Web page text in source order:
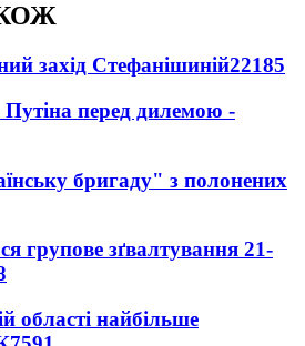
захід Стефанішиній22185
Путіна перед дилемою -
бригаду" з полонених
групове зґвалтування 21-
області найбільше